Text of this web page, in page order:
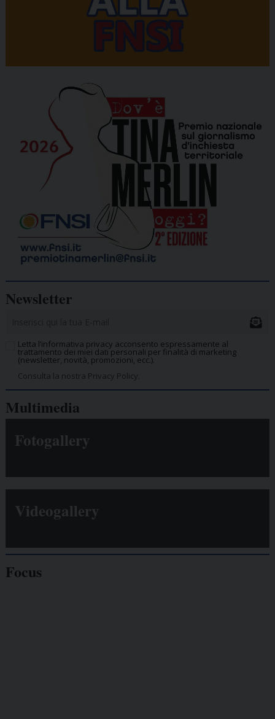
Newsletter
Letta l’informativa privacy acconsento espressamente al
trattamento dei miei dati personali per finalità di marketing
(newsletter, novità, promozioni, ecc.).
Consulta la nostra Privacy Policy.
Multimedia
Fotogallery
Videogallery
Focus